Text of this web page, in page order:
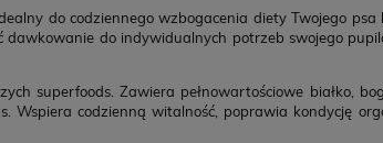
do codziennego wzbogacenia diety Twojego
dawkowanie do indywidualnych potrzeb swojego
superfoods. Zawiera pełnowartościowe białko,
Wspiera codzienną witalność, poprawia kondycję